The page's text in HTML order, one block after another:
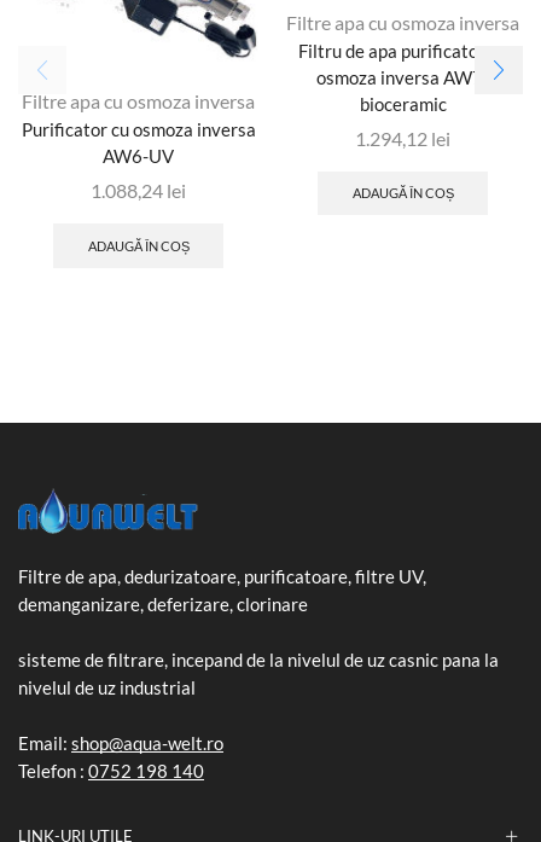
Filtre apa cu osmoza inversa
Purificator cu osmoza inversa
AW6-UV
1.088,24 lei
ADAUGĂ ÎN COȘ
Filtre apa cu osmoza inversa
Filtru de apa purificator cu
osmoza inversa AW7-
bioceramic
1.294,12 lei
ADAUGĂ ÎN COȘ
Filtre de apa, dedurizatoare, purificatoare, filtre UV,
demanganizare, deferizare, clorinare
sisteme de filtrare, incepand de la nivelul de uz casnic pana la
nivelul de uz industrial
Email: shop@aqua-welt.ro
Telefon : 0752 198 140
LINK-URI UTILE